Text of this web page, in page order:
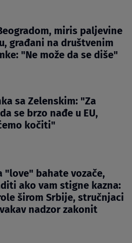
miris paljevine
građani na društvenim
"Ne može da se diše"
sa Zelenskim: "Za
se brzo nađe u EU,
kočiti"
"love" bahate vozače,
ako vam stigne kazna:
širom Srbije, stručnjaci
nadzor zakonit